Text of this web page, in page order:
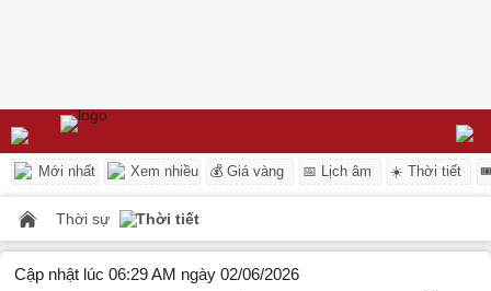
Mới nhất Xem nhiều 💰 Giá vàng 📅 Lịch âm ☀️ Thời tiết
Thời sự Thời tiết
Cập nhật lúc 06:29 AM ngày 02/06/2026